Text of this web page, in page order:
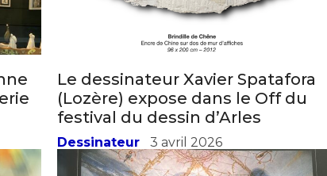
lestermes et conditions
Le dessinateur Xavier Spatafora
(Lozère) expose dans le Off du
festival du dessin d’Arles
Dessinateur 3 avril 2026